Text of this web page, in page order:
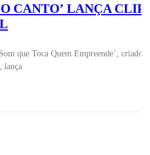
CANTO’ LANÇA
que Toca Quem Empreende’, criado
lança